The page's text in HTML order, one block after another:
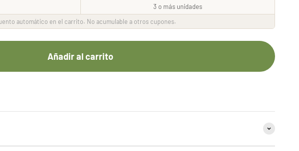
3 o más unidades
automático en el carrito. No acumulable a otros cupones.
Añadir al carrito